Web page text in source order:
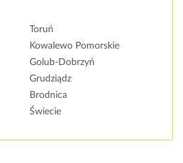
Toruń
Kowalewo Pomorskie
Golub-Dobrzyń
Grudziądz
Brodnica
Świecie